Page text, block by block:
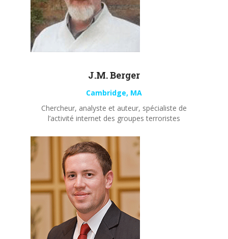
J.M. Berger
Cambridge, MA
Chercheur, analyste et auteur, spécialiste de
l’activité internet des groupes terroristes